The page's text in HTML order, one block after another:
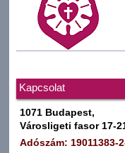
Kapcsolat
1071 Budapest,
Városligeti fasor 17-
Adószám: 19011383-